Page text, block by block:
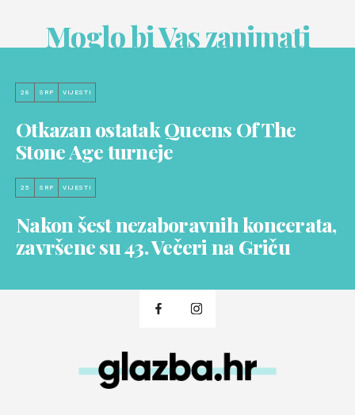
Moglo bi Vas zanimati
26 SRP VIJESTI
Otkazan ostatak Queens Of The
Stone Age turneje
25 SRP VIJESTI
Nakon šest nezaboravnih koncerata,
završene su 43. Večeri na Griču